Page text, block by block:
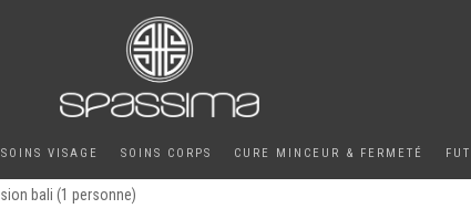
SOINS VISAGE SOINS CORPS CURE MINCEUR & FERMETÉ
bali (1 personne)